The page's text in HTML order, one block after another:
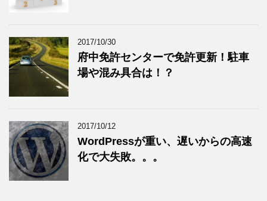
2017/10/30
府中免許センターで免許更新！駐車
場や混み具合は！？
2017/10/12
WordPressが重い、遅いからの高速
化で大失敗。。。